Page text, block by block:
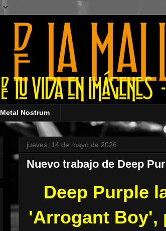
Nostrum
jueves, 14 de mayo de 2026
Nuevo trabajo de Deep
Deep Purple
'Arrogant Boy',